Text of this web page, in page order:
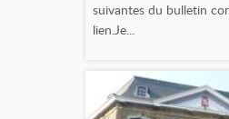
suivantes du bulletin
lien.Je...